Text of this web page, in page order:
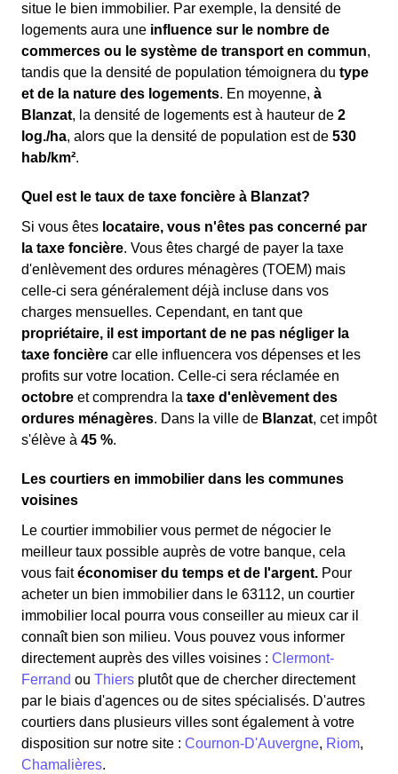
situe le bien immobilier. Par exemple, la densité de
logements aura une influence sur le nombre de
commerces ou le système de transport en commun,
tandis que la densité de population témoignera du type
et de la nature des logements. En moyenne, à
Blanzat, la densité de logements est à hauteur de 2
log./ha, alors que la densité de population est de 530
hab/km².
Quel est le taux de taxe foncière à Blanzat?
Si vous êtes locataire, vous n'êtes pas concerné par
la taxe foncière. Vous êtes chargé de payer la taxe
d'enlèvement des ordures ménagères (TOEM) mais
celle-ci sera généralement déjà incluse dans vos
charges mensuelles. Cependant, en tant que
propriétaire, il est important de ne pas négliger la
taxe foncière car elle influencera vos dépenses et les
profits sur votre location. Celle-ci sera réclamée en
octobre et comprendra la taxe d'enlèvement des
ordures ménagères. Dans la ville de Blanzat, cet impôt
s'élève à 45 %.
Les courtiers en immobilier dans les communes
voisines
Le courtier immobilier vous permet de négocier le
meilleur taux possible auprès de votre banque, cela
vous faitéconomiser du temps et de l'argent. Pour
acheter un bien immobilier dans le 63112, un courtier
immobilier local pourra vous conseiller au mieux car il
connaît bien son milieu. Vous pouvez vous informer
directement auprès des villes voisines : Clermont-
Ferrand ou Thiers plutôt que de chercher directement
par le biais d'agences ou de sites spécialisés. D'autres
courtiers dans plusieurs villes sont également à votre
disposition sur notre site : Cournon-D'Auvergne, Riom,
Chamalières.